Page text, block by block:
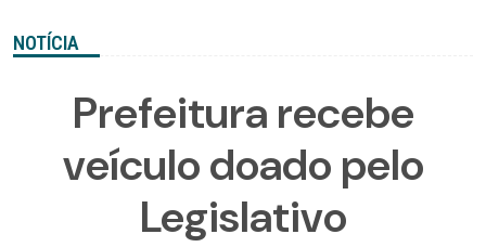
NOTÍCIA
Prefeitura recebe
veículo doado pelo
Legislativo